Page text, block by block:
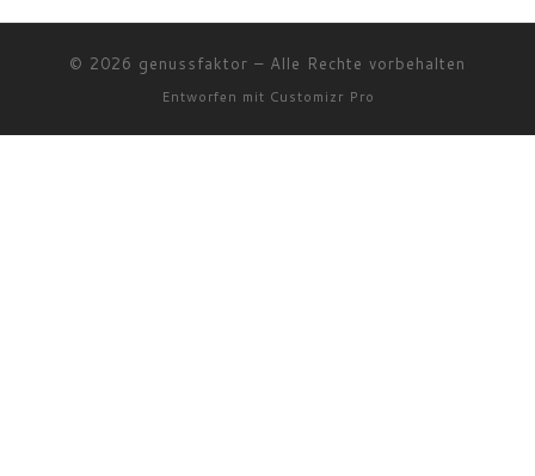
© 2026 genussfaktor – Alle Rechte vorbehalten
Entworfen mit Customizr Pro